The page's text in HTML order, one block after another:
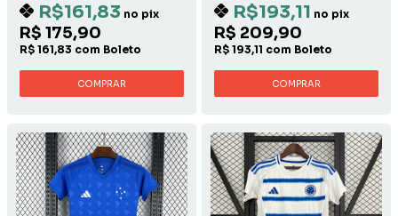
R$161,83 no pix
R$ 175,90
R$ 161,83 com Boleto
COMPRAR
R$193,11 no pix
R$ 209,90
R$ 193,11 com Boleto
COMPRAR